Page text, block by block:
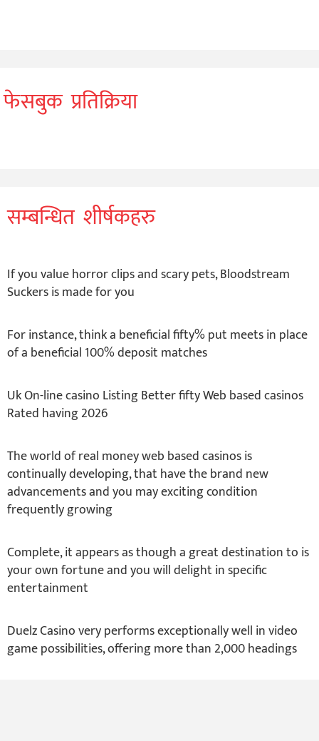
फेसबुक प्रतिक्रिया
सम्बन्धित शीर्षकहरु
If you value horror clips and scary pets, Bloodstream
Suckers is made for you
For instance, think a beneficial fifty% put meets in place
of a beneficial 100% deposit matches
Uk On-line casino Listing Better fifty Web based casinos
Rated having 2026
The world of real money web based casinos is
continually developing, that have the brand new
advancements and you may exciting condition
frequently growing
Complete, it appears as though a great destination to is
your own fortune and you will delight in specific
entertainment
Duelz Casino very performs exceptionally well in video
game possibilities, offering more than 2,000 headings